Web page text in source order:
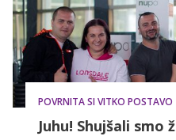
zadano nalogo.
POVRNITA SI VITKO POSTAVO
Juhu! Shujšali smo